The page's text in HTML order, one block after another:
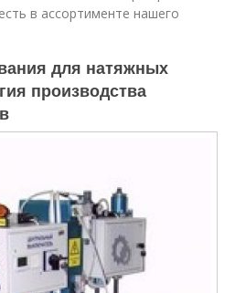
в ассортименте нашего
для натяжных
производства